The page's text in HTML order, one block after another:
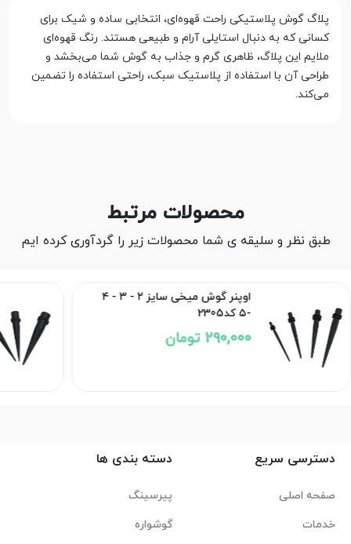
پلاگ گوش پلاستیکی راحت قهوه‌ای، انتخابی ساده و شیک برای
کسانی که به دنبال استایلی آرام و طبیعی هستند. رنگ قهوه‌ای
ملایم این پلاگ، ظاهری گرم و جذاب به گوش شما می‌بخشد و
طراحی آن با استفاده از پلاستیک سبک، راحتی استفاده را تضمین
می‌کند.
محصولات مرتبط
طبق نظر و سلیقه ی شما محصولات زیر را گردآوری کرده ایم
اوپنر گوش میخی سایز ۲ - ۳ - ۴
-۵ کد2305
290,000 تومان
دسترسی سریع
صفحه اصلی
خدمات
دسته بندی ها
پیرسینگ
گوشواره